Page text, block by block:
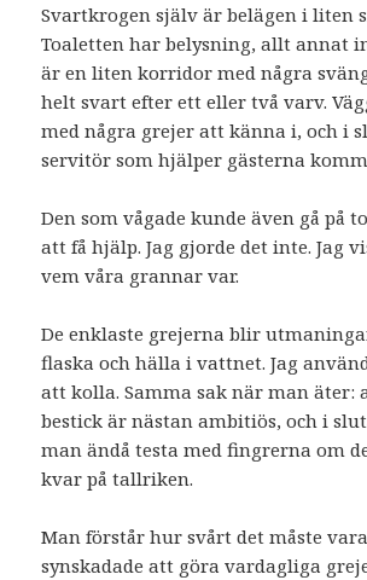
Svartkrogen själv är belägen i liten
Toaletten har belysning, allt annat
är en liten korridor med några
helt svart efter ett eller två varv.
med några grejer att känna i, och i
servitör som hjälper gästerna
Den som vågade kunde även gå på
att få hjälp. Jag gjorde det inte. Jag
vem våra grannar var.
De enklaste grejerna blir
flaska och hälla i vattnet. Jag
att kolla. Samma sak när man äter:
bestick är nästan ambitiös, och i
man ändå testa med fingrerna om
kvar på tallriken.
Man förstår hur svårt det måste
synskadade att göra vardagliga